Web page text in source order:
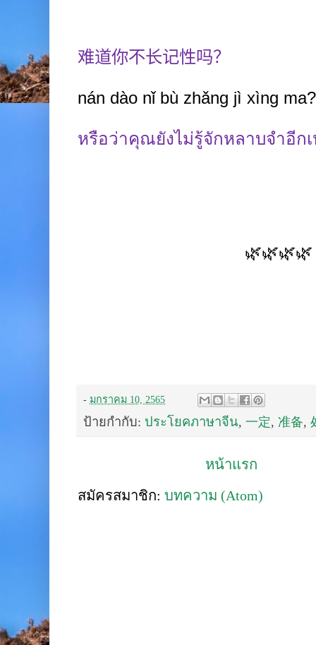
难道你不长记性吗？
nán dào nǐ bù zhǎng jì xìng ma?
หรือว่าคุณยังไม่รู้จักหลาบจำอีก
🌿🌿🌿🌿
- มกราคม 10, 2565
ป้ายกำกับ: ประโยคภาษาจีน, 一定, 准备,
หน้าแรก
สมัครสมาชิก: บทความ (Atom)